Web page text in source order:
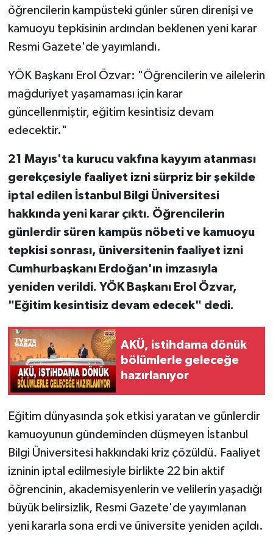
öğrencilerin kampüsteki günler süren direnişi ve
kamuoyu tepkisinin ardından beklenen yeni karar
Resmi Gazete'de yayımlandı.
YÖK Başkanı Erol Özvar: "Öğrencilerin ve ailelerin
mağduriyet yaşamaması için karar
güncellenmiştir, eğitim kesintisiz devam
edecektir."
21 Mayıs'ta kurucu vakfına kayyım atanması
gerekçesiyle faaliyet izni sürpriz bir şekilde
iptal edilen İstanbul Bilgi Üniversitesi
hakkında yeni karar çıktı. Öğrencilerin
günlerdir süren kampüs nöbeti ve kamuoyu
tepkisi sonrası, üniversitenin faaliyet izni
Cumhurbaşkanı Erdoğan'ın imzasıyla
yeniden verildi. YÖK Başkanı Erol Özvar,
"Eğitim kesintisiz devam edecek" dedi.
AKÜ, istihdama dönük
bölümlerle geleceğe
hazırlanıyor
Eğitim dünyasında şok etkisi yaratan ve günlerdir
kamuoyunun gündeminden düşmeyen İstanbul
Bilgi Üniversitesi hakkındaki kriz çözüldü. Faaliyet
izninin iptal edilmesiyle birlikte 22 bin aktif
öğrencinin, akademisyenlerin ve velilerin yaşadığı
büyük belirsizlik, Resmi Gazete'de yayımlanan
yeni kararla sona erdi ve üniversite yeniden açıldı.